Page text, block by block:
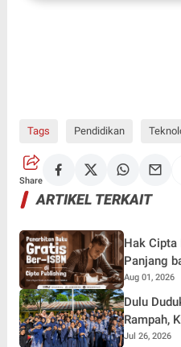
Tags Pendidikan
Share
ARTIKEL TERKAIT
Hak
Panjang
Aug 01, 2026
Dulu
Rampah,
Ilham
Jul 26, 2026